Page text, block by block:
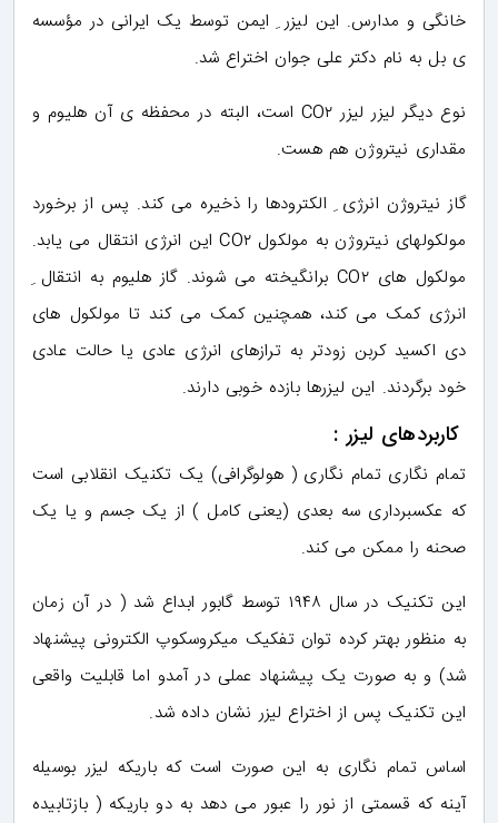
خانگی و مدارس. این لیزر ِ ایمن توسط یک ایرانی در مؤسسه
ی بل به نام دکتر علی جوان اختراع شد.
نوع دیگر لیزر لیزر CO۲ است، البته در محفظه ی آن هلیوم و
مقداری نیتروژن هم هست.
گاز نیتروژن انرژی ِ الکترودها را ذخیره می کند. پس از برخورد
مولکولهای نیتروژن به مولکول CO۲ این انرژی انتقال می یابد.
مولکول های CO۲ برانگیخته می شوند. گاز هلیوم به انتقال ِ
انرژی کمک می کند، همچنین کمک می کند تا مولکول های
دی اکسید کربن زودتر به ترازهای انرژی عادی یا حالت عادی
خود برگردند. این لیزرها بازده خوبی دارند.
کاربردهای لیزر :
تمام نگاری تمام نگاری ( هولوگرافی) یک تکنیک انقلابی است
که عکسبرداری سه بعدی (یعنی کامل ) از یک جسم و یا یک
صحنه را ممکن می کند.
این تکنیک در سال ۱۹۴۸ توسط گابور ابداع شد ( در آن زمان
به منظور بهتر کرده توان تفکیک میکروسکوپ الکترونی پیشنهاد
شد) و به صورت یک پیشنهاد عملی در آمدو اما قابلیت واقعی
این تکنیک پس از اختراع لیزر نشان داده شد.
اساس تمام نگاری به این صورت است که باریکه لیزر بوسیله
آینه که قسمتی از نور را عبور می دهد به دو باریکه ( بازتابیده